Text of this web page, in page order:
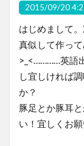
2015/09/20
はじめまして
真似して作っ
>_<…………英語
し宜しければ
か？
豚足とか豚耳
い！宜しくお願